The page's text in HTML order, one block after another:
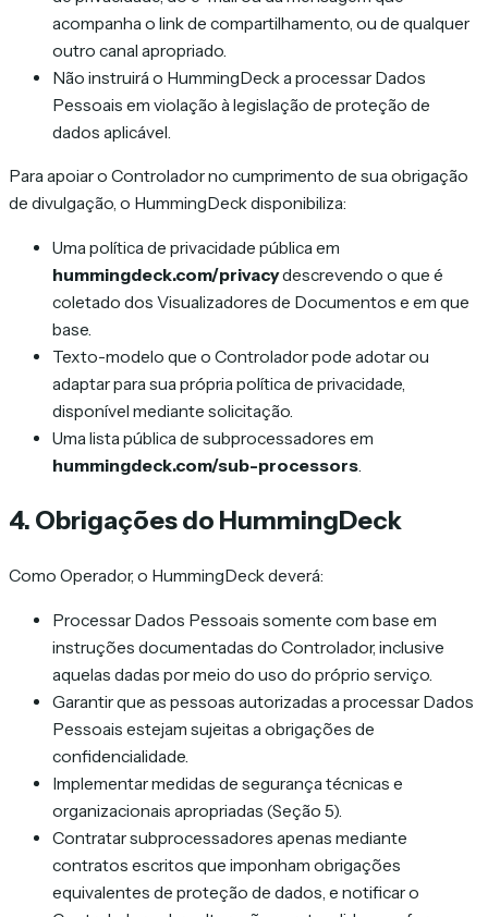
acompanha o link de compartilhamento, ou de qualquer
outro canal apropriado.
Não instruirá o HummingDeck a processar Dados
Pessoais em violação à legislação de proteção de
dados aplicável.
Para apoiar o Controlador no cumprimento de sua obrigação
de divulgação, o HummingDeck disponibiliza:
Uma política de privacidade pública em
hummingdeck.com/privacydescrevendo o que é
coletado dos Visualizadores de Documentos e em que
base.
Texto-modelo que o Controlador pode adotar ou
adaptar para sua própria política de privacidade,
disponível mediante solicitação.
Uma lista pública de subprocessadores em
hummingdeck.com/sub-processors
4. Obrigações do HummingDeck
Como Operador, o HummingDeck deverá:
Processar Dados Pessoais somente com base em
instruções documentadas do Controlador, inclusive
aquelas dadas por meio do uso do próprio serviço.
Garantir que as pessoas autorizadas a processar Dados
Pessoais estejam sujeitas a obrigações de
confidencialidade.
Implementar medidas de segurança técnicas e
organizacionais apropriadas (Seção 5).
Contratar subprocessadores apenas mediante
contratos escritos que imponham obrigações
equivalentes de proteção de dados, e notificar o